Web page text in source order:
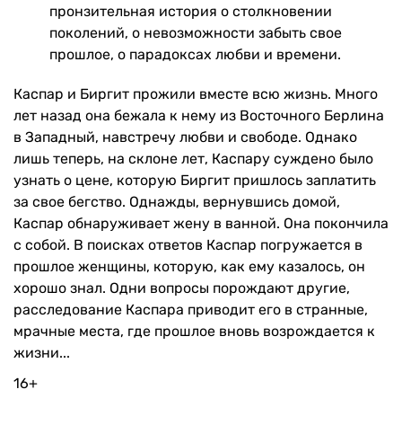
пронзительная история о столкновении
поколений, о невозможности забыть свое
прошлое, о парадоксах любви и времени.
Каспар и Биргит прожили вместе всю жизнь. Много
лет назад она бежала к нему из Восточного Берлина
в Западный, навстречу любви и свободе. Однако
лишь теперь, на склоне лет, Каспару суждено было
узнать о цене, которую Биргит пришлось заплатить
за свое бегство. Однажды, вернувшись домой,
Каспар обнаруживает жену в ванной. Она покончила
с собой. В поисках ответов Каспар погружается в
прошлое женщины, которую, как ему казалось, он
хорошо знал. Одни вопросы порождают другие,
расследование Каспара приводит его в странные,
мрачные места, где прошлое вновь возрождается к
жизни...
16+